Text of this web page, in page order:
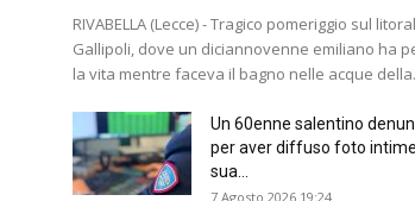
RIVABELLA (Lecce) - Tragico pomeriggio sul
Gallipoli, dove un diciannovenne emiliano ha
la vita mentre faceva il bagno nelle acque
Un 60enne salentino
per aver diffuso foto
sua...
7 Agosto 2026 19:24